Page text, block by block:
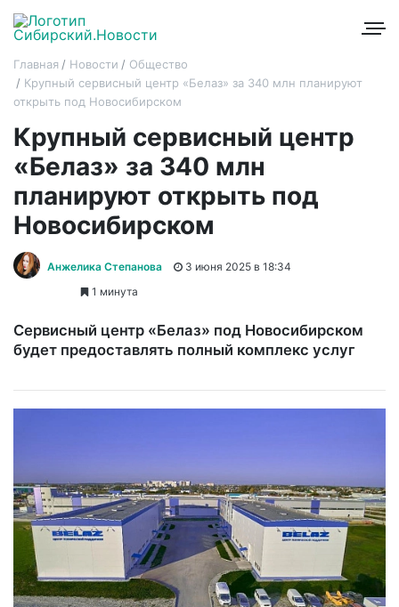
Главная Новости
Общество
Крупный сервисный центр «Белаз» за 340 млн планируют
открыть под Новосибирском
Крупный сервисный центр
«Белаз» за 340 млн
планируют открыть под
Новосибирском
Анжелика Степанова
3 июня 2025 в 18:34
1 минута
Сервисный центр «Белаз» под Новосибирском
будет предоставлять полный комплекс услуг